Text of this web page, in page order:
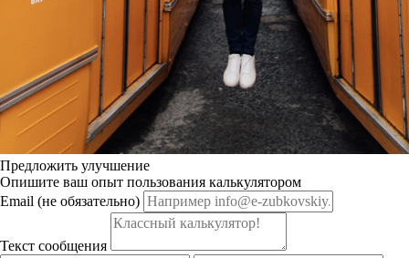
Предложить улучшение
Опишите ваш опыт пользования калькулятором
Email (не обязательно)
Текст сообщения